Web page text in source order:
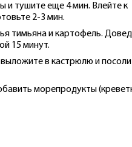
и тушите еще 4 мин. Влейте к
2-3 мин.
тимьяна и картофель.
15 минут.
в кастрюлю и
морепродукты